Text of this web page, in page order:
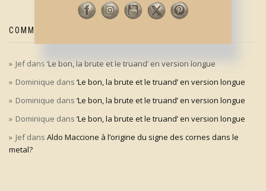
COMMENTAIRES RÉCENTS
Jefdans ‘Le bon, la brute et le truand’ en version longue
Dominique dans ‘Le bon, la brute et le truand’ en version longue
Dominique dans ‘Le bon, la brute et le truand’ en version longue
Dominique dans ‘Le bon, la brute et le truand’ en version longue
Jefdans Aldo Maccione à l’origine du signe des cornes dans le
metal?